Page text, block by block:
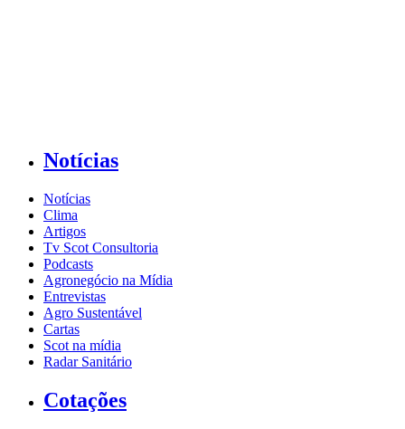
Notícias
Notícias
Clima
Artigos
Tv Scot Consultoria
Podcasts
Agronegócio na Mídia
Entrevistas
Agro Sustentável
Cartas
Scot na mídia
Radar Sanitário
Cotações